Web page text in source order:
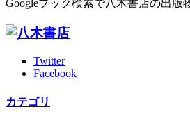
Googleブック検索で八木書店の出版
Twitter
Facebook
カテゴリ